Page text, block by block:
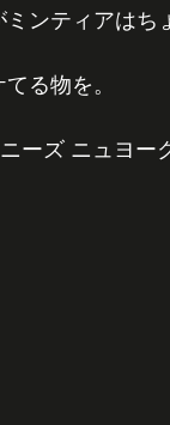
ンティアはち
る物を。
ニーズ ニュヨ